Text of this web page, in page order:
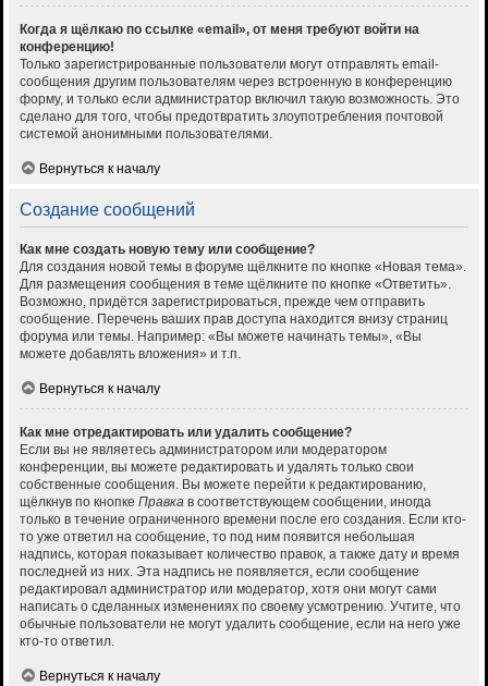
Когда я щёлкаю по ссылке «email», от меня требуют войти на
конференцию!
Только зарегистрированные пользователи могут отправлять email-
сообщения другим пользователям через встроенную в конференцию
форму, и только если администратор включил такую возможность. Это
сделано для того, чтобы предотвратить злоупотребления почтовой
системой анонимными пользователями.
Вернуться к началу
Создание сообщений
Как мне создать новую тему или сообщение?
Для создания новой темы в форуме щёлкните по кнопке «Новая тема».
Для размещения сообщения в теме щёлкните по кнопке «Ответить».
Возможно, придётся зарегистрироваться, прежде чем отправить
сообщение. Перечень ваших прав доступа находится внизу страниц
форума или темы. Например: «Вы можете начинать темы», «Вы
можете добавлять вложения» и т.п.
Вернуться к началу
Как мне отредактировать или удалить сообщение?
Если вы не являетесь администратором или модератором
конференции, вы можете редактировать и удалять только свои
собственные сообщения. Вы можете перейти к редактированию,
щёлкнув по кнопке Правка в соответствующем сообщении, иногда
только в течение ограниченного времени после его создания. Если кто-
то уже ответил на сообщение, то под ним появится небольшая
надпись, которая показывает количество правок, а также дату и время
последней из них. Эта надпись не появляется, если сообщение
редактировал администратор или модератор, хотя они могут сами
написать о сделанных изменениях по своему усмотрению. Учтите, что
обычные пользователи не могут удалить сообщение, если на него уже
кто-то ответил.
Вернуться к началу